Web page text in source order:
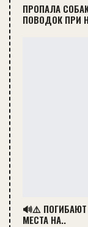
ПРОПАЛА
ПОВОДОК ПРИ
🔊⚠️ ПОГИБАЮТ
МЕСТА НА..